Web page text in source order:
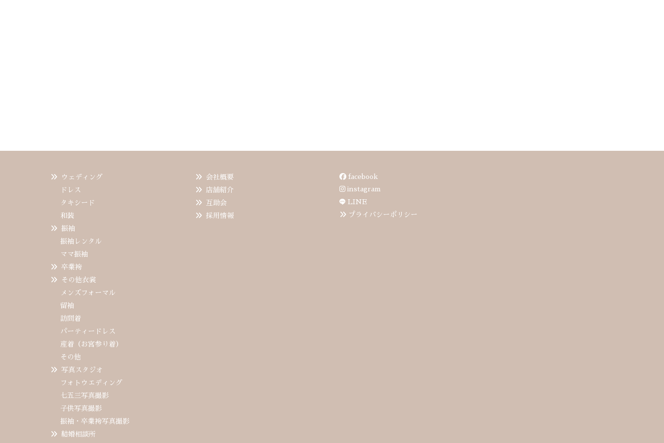
ウェディング
ドレス
タキシード
和装
振袖
振袖レンタル
ママ振袖
卒業袴
その他衣裳
メンズフォーマル
留袖
訪問着
パーティードレス
産着（お宮参り着）
その他
写真スタジオ
フォトウエディング
七五三写真撮影
子供写真撮影
振袖・卒業袴写真撮影
結婚相談所
会社概要
店舗紹介
互助会
採用情報
facebook
instagram
LINE
プライバシーポリシー